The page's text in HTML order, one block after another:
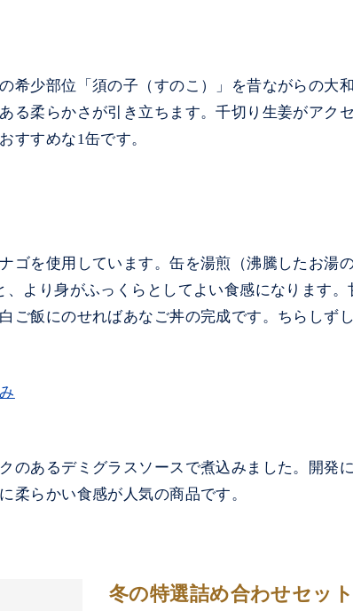
希少部位「須の子（すのこ）」を昔ながらの大
る柔らかさが引き立ちます。千切り生姜がアク
すすめな1缶です。
ゴを使用しています。缶を湯煎（沸騰したお湯
、より身がふっくらとしてよい食感になります。
ご飯にのせればあなご丼の完成です。ちらしず
のあるデミグラスソースで煮込みました。開発
柔らかい食感が人気の商品です。
冬の特選詰め合わせセッ